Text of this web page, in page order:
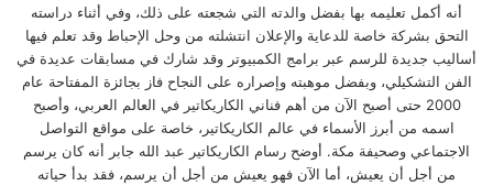
أنه أكمل تعليمه بها بفضل والدته التي شجعته على ذلك، وفي أثناء دراسته
التحق بشركة خاصة للدعاية والإعلان انتشلته من وحل الإحباط وقد تعلم فيها
أساليب جديدة للرسم عبر برامج الكمبيوتر وقد شارك في مسابقات عديدة في
الفن التشكيلي، وبفضل موهبته وإصراره على النجاح فاز بجائزة المفتاحة عام
2000 حتى أصبح الآن من أهم فناني الكاريكاتير في العالم العربي، وأصبح
اسمه من أبرز الأسماء في عالم الكاريكاتير، خاصة على مواقع التواصل
الاجتماعي وصحيفة مكة. أوضح رسام الكاريكاتير عبد الله جابر أنه كان يرسم
من أجل أن يعيش، أما الآن فهو يعيش من أجل أن يرسم، فقد بدأ حياته